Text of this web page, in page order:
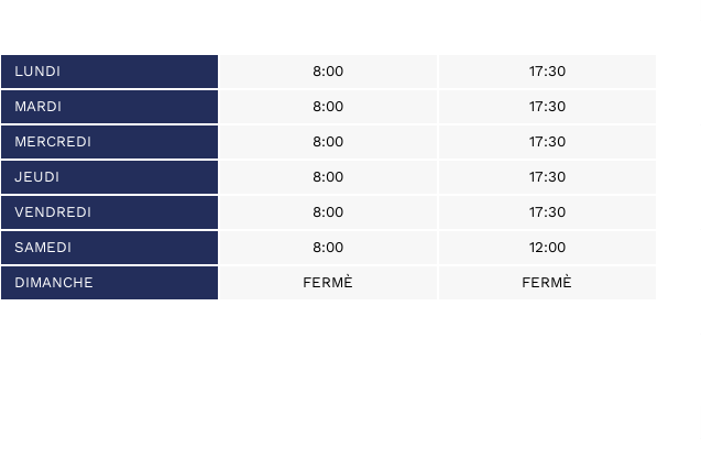
LUNDI 8:00 17:30
MARDI 8:00 17:30
MERCREDI 8:00 17:30
JEUDI 8:00 17:30
VENDREDI 8:00 17:30
SAMEDI 8:00 12:00
DIMANCHE FERMÈ FERMÈ